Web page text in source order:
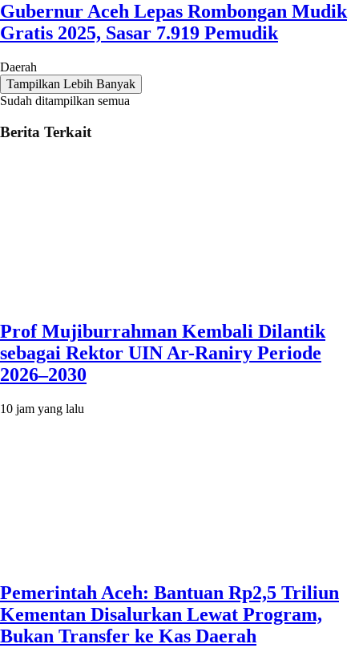
Gubernur Aceh Lepas Rombongan Mudik
Gratis 2025, Sasar 7.919 Pemudik
Daerah
Tampilkan Lebih Banyak
Sudah ditampilkan semua
Berita Terkait
Prof Mujiburrahman Kembali Dilantik
sebagai Rektor UIN Ar-Raniry Periode
2026–2030
10 jam yang lalu
Pemerintah Aceh: Bantuan Rp2,5 Triliun
Kementan Disalurkan Lewat Program,
Bukan Transfer ke Kas Daerah